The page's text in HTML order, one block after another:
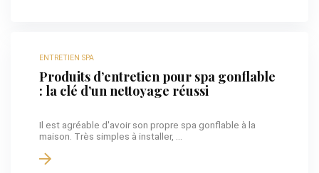
ENTRETIEN SPA
Produits d’entretien pour spa gonflable
: la clé d’un nettoyage réussi
Il est agréable d'avoir son propre spa gonflable à la
maison. Très simples à installer, ...